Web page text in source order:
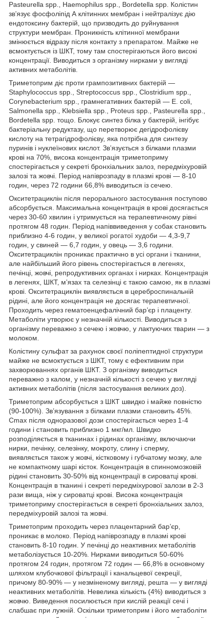
Pasteurella spp., Haemophilus spp., Bordetellа spp. Колістин
зв’язує фосфоліпід А клітинних мембран і нейтралізує дію
ендотоксину бактерій, що призводить до руйнування
структури мембран. Проникність клітинної мембрани
змінюється відразу після контакту з препаратом. Майже не
всмоктується із ШКТ, тому там спостерігаються його високі
концентрації. Виводиться з організму нирками у вигляді
активних метаболітів.
Триметоприм діє проти грампозитивних бактерій —
Staphylococcus spp., Streptococcus spp., Clostridium spp.,
Corynebacterium spp., грамнегативних бактерій — Е. coli,
Salmonella spp., Klebsiella spp., Proteus spp., Pasteurella spp.,
Bordetella spp. тощо. Блокує синтез білка у бактерій, інгібує
бактеріальну редуктазу, що перетворює дегідрофолієву
кислоту на тетрагідрофолієву, яка потрібна для синтезу
пуринів і нуклеїнових кислот. Зв’язується з білками плазми
крові на 70%, висока концентрація триметоприму
спостерігається у секреті бронхіальних залоз, передміхуровій
залозі та жовчі. Період напіврозпаду в плазмі крові — 8-10
годин, через 72 години 66,8% виводиться із сечею.
Окситетрациклін після перорального застосування поступово
абсорбується. Максимальна концентрація в крові досягається
через 30-60 хвилин і утримується на терапевтичному рівні
протягом 48 годин. Період напіввиведення у собак становить
приблизно 4-6 годин, у великої рогатої худоби — 4,3-9,7
годин, у свиней — 6,7 годин, у овець — 3,6 години.
Окситетрациклін проникає практично в усі органи і тканини,
але найбільший його рівень спостерігається в легенях,
печінці, жовчі, репродуктивних органах і нирках. Концентрація
в легенях, ШКТ, м’язах та селезінці є такою самою, як в плазмі
крові. Окситетрациклін виявляється в цереброспинальній
рідині, але його концентрація не досягає терапевтичної.
Проходить через гематоенцефалічний бар’єр і плаценту.
Метаболіти утворює у незначній кількості. Виводиться з
організму переважно з сечею і жовчю, у лактуючих тварин — з
молоком.
Колістину сульфат за рахунок своєї поліпептидної структури
майже не всмоктується з ШКТ, тому є ефективним при
захворюваннях органів ШКТ. З організму виводиться
переважно з калом, у незначній кількості з сечею у вигляді
активних метаболітів (після застосування великих доз).
Триметоприм абсорбується з ШКТ швидко і майже повністю
(90-100%). Зв’язування з білками плазми становить 45%.
Cmax після одноразової дози спостерігається через 1-4
години і становить приблизно 1 мкг/мл. Швидко
розподіляється в тканинах і рідинах організму, включаючи
нирки, печінку, селезінку, мокроту, слину і сперму,
виявляється також у жовчі, кістковому і губчатому мозку, але
не компактному шарі кісток. Концентрація в спинномозковій
рідині становить 30-50% від концентрації в сироватці крові.
Концентрація в тканині і секреті передміхурової залози в 2-3
рази вища, ніж у сироватці крові. Висока концентрація
триметоприму спостерігається в секреті бронхіальних залоз,
передміхуровій залозі та жовчі.
Триметоприм проходить через плацентарний бар’єр,
проникає в молоко. Період напіврозпаду в плазмі крові
становить 8-10 годин. У печінці до неактивних метаболітів
метаболізується 10-20%. Нирками виводиться 50-60%
протягом 24 годин, протягом 72 годин — 66,8% в основному
шляхом клубочкової фільтрації і канальцевої секреції,
причому 80-90% — у незміненому вигляді, решта — у вигляді
неактивних метаболітів. Невелика кількість (4%) виводиться з
жовчю. Виведення посилюється при кислій реакції сечі і
слабшає при лужній. Оскільки триметоприм і його метаболіти